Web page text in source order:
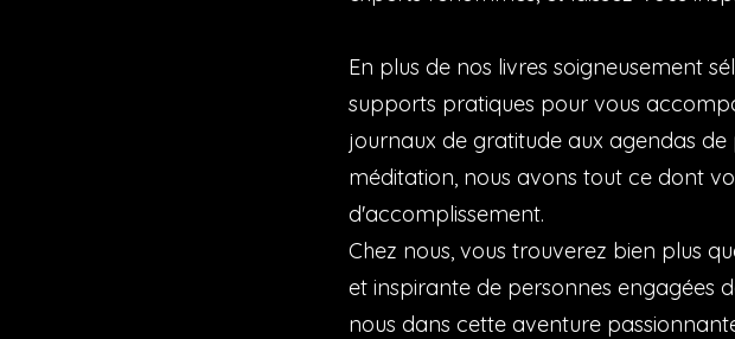
En plus de nos livres soigneusement
supports pratiques pour vous
journaux de gratitude aux agendas
méditation, nous avons tout ce dont
d'accomplissement.
Chez nous, vous trouverez bien plus
et inspirante de personnes engagées
nous dans cette aventure